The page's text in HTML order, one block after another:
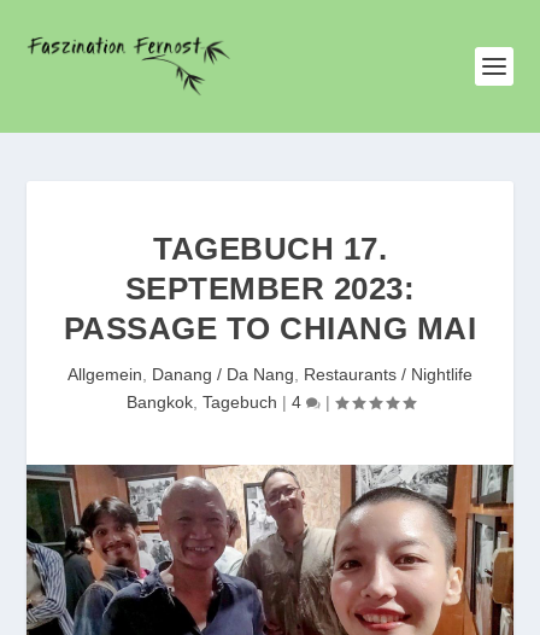
TAGEBUCH 17.
SEPTEMBER 2023:
PASSAGE TO CHIANG MAI
Allgemein Danang / Da Nang
Restaurants / Nightlife
Bangkok, Tagebuch | 4 |